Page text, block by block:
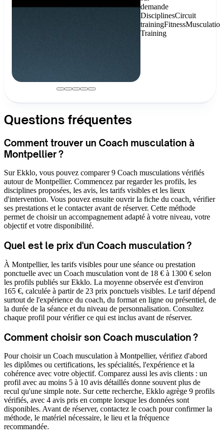
demande
DisciplinesCircuit
trainingFitness
Training
Questions fréquentes
Comment trouver un Coach musculation à
Montpellier ?
Sur Ekklo, vous pouvez comparer 9 Coach musculations vérifiés
autour de Montpellier. Commencez par regarder les profils, les
disciplines proposées, les avis, les tarifs visibles et les lieux
d'intervention. Vous pouvez ensuite ouvrir la fiche du coach, vérifier
ses prestations et le contacter avant de réserver. Cette méthode
permet de choisir un accompagnement adapté à votre niveau, votre
objectif et votre disponibilité.
Quel est le prix d'un Coach musculation ?
À Montpellier, les tarifs visibles pour une séance ou prestation
ponctuelle avec un Coach musculation vont de 18 € à 1300 € selon
les profils publiés sur Ekklo. La moyenne observée est d'environ
165 €, calculée à partir de 23 prix ponctuels visibles. Le tarif dépend
surtout de l'expérience du coach, du format en ligne ou présentiel, de
la durée de la séance et du niveau de personnalisation. Consultez
chaque profil pour vérifier ce qui est inclus avant de réserver.
Comment choisir son Coach musculation ?
Pour choisir un Coach musculation à Montpellier, vérifiez d'abord
les diplômes ou certifications, les spécialités, l'expérience et la
cohérence avec votre objectif. Comparez aussi les avis clients : un
profil avec au moins 5 à 10 avis détaillés donne souvent plus de
recul qu'une simple note. Sur cette recherche, Ekklo agrège 9 profils
vérifiés, avec 4 avis pris en compte lorsque les données sont
disponibles. Avant de réserver, contactez le coach pour confirmer la
méthode, le matériel nécessaire, le lieu et la fréquence
recommandée.